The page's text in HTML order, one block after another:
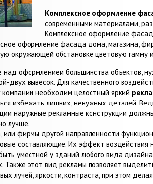
Комплексное оформление
современными материалами,
Комплексное оформление
оформление фасада дома, магазина,
окружающей обстановке цветовую гамму
над оформлением большинства объектов,
двух вывесок. Для качественного
необходим целостный яркий
избежать лишних, ненужных деталей.
наружные рекламные конструкции
лучше.
или фирмы другой направленности
составляющие. Их эффект воздействия
уместной у зданий любого вида
Также этот вид рекламы позволяет
лучей, яркости, контраста, при этом